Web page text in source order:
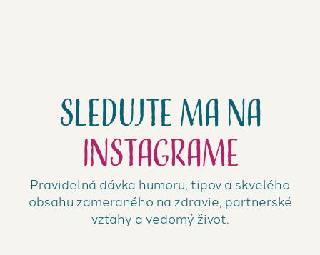
Sledujte ma na
Instagrame
Pravidelná dávka humoru, tipov a skvelého
obsahu zameraného na zdravie, partnerské
vzťahy a vedomý život.